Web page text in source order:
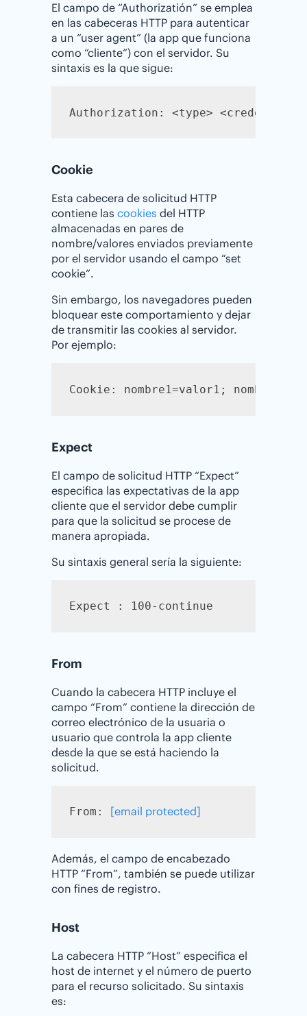
El campo de “Authorizatión” se emplea
en las cabeceras HTTP para autenticar
a un “user agent” (la app que funciona
como “cliente”) con el servidor. Su
sintaxis es la que sigue:
Authorization: <type>
Cookie
Esta cabecera de solicitud HTTP
contiene las cookies del HTTP
almacenadas en pares de
nombre/valores enviados previamente
por el servidor usando el campo “set
cookie”.
Sin embargo, los navegadores pueden
bloquear este comportamiento y dejar
de transmitir las cookies al servidor.
Por ejemplo:
Cookie: nombre1=valor1;
Expect
El campo de solicitud HTTP “Expect”
especifica las expectativas de la app
cliente que el servidor debe cumplir
para que la solicitud se procese de
manera apropiada.
Su sintaxis general sería la siguiente:
Expect : 100-continue
From
Cuando la cabecera HTTP incluye el
campo “From” contiene la dirección de
correo electrónico de la usuaria o
usuario que controla la app cliente
desde la que se está haciendo la
solicitud.
From: [email protected]
Además, el campo de encabezado
HTTP “From”, también se puede utilizar
con fines de registro.
Host
La cabecera HTTP “Host” especifica el
host de internet y el número de puerto
para el recurso solicitado. Su sintaxis
es: